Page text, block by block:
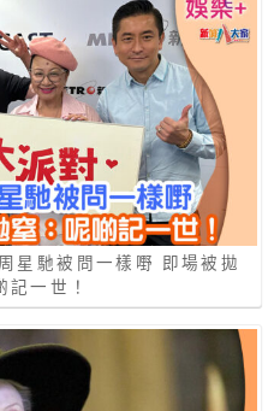
星馳被問一樣嘢 即場被拋
記一世！